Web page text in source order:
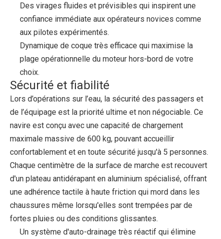
Des virages fluides et prévisibles qui inspirent une
confiance immédiate aux opérateurs novices comme
aux pilotes expérimentés.
Dynamique de coque très efficace qui maximise la
plage opérationnelle du moteur hors-bord de votre
choix.
Sécurité et fiabilité
Lors d’opérations sur l’eau, la sécurité des passagers et
de l’équipage est la priorité ultime et non négociable. Ce
navire est conçu avec une capacité de chargement
maximale massive de 600 kg, pouvant accueillir
confortablement et en toute sécurité jusqu'à 5 personnes.
Chaque centimètre de la surface de marche est recouvert
d'un plateau antidérapant en aluminium spécialisé, offrant
une adhérence tactile à haute friction qui mord dans les
chaussures même lorsqu'elles sont trempées par de
fortes pluies ou des conditions glissantes.
Un système d'auto-drainage très réactif qui élimine